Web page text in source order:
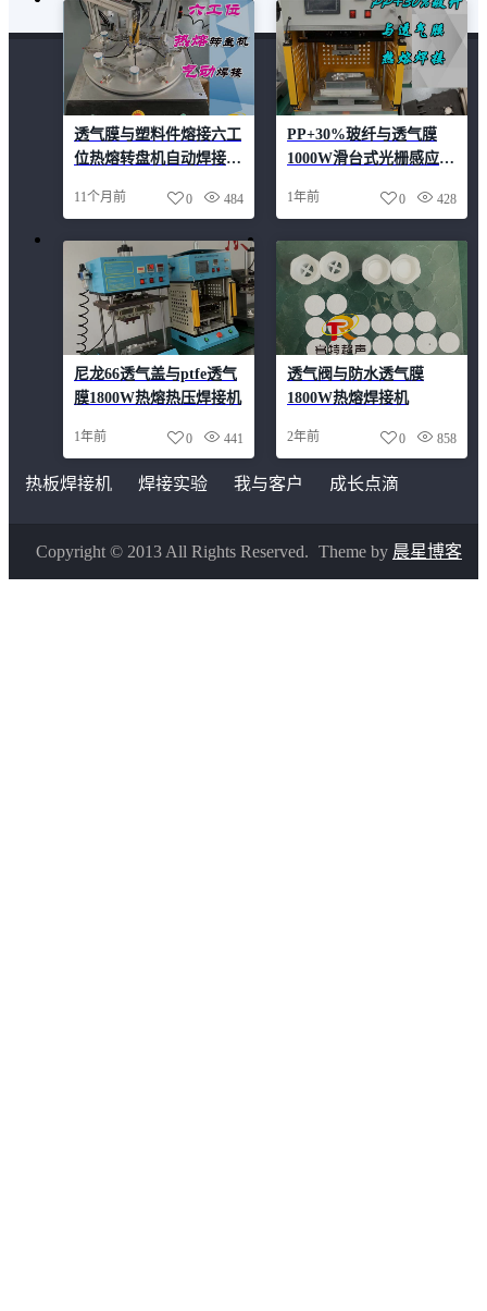
透气膜与塑料件熔接六工
位热熔转盘机自动焊接设
11个月前 484
0
PP+30%玻纤与透气膜
1000W滑台式光栅感应热
1年前 428
0
尼龙66透气盖与ptfe透气
膜1800W热熔热压焊接机
1年前 441
0
透气阀与防水透气膜
1800W热熔焊接机
2年前 858
0
热板焊接机 焊接实验 我与客户 成长点滴
Copyright © 2013 All Rights Reserved. Theme by 晨星博客